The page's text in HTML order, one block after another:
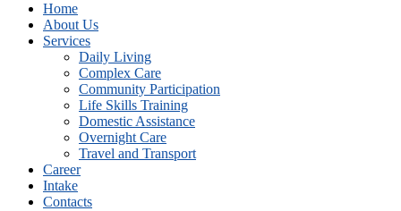
Home
About Us
Services
Daily Living
Complex Care
Community Participation
Life Skills Training
Domestic Assistance
Overnight Care
Travel and Transport
Career
Intake
Contacts